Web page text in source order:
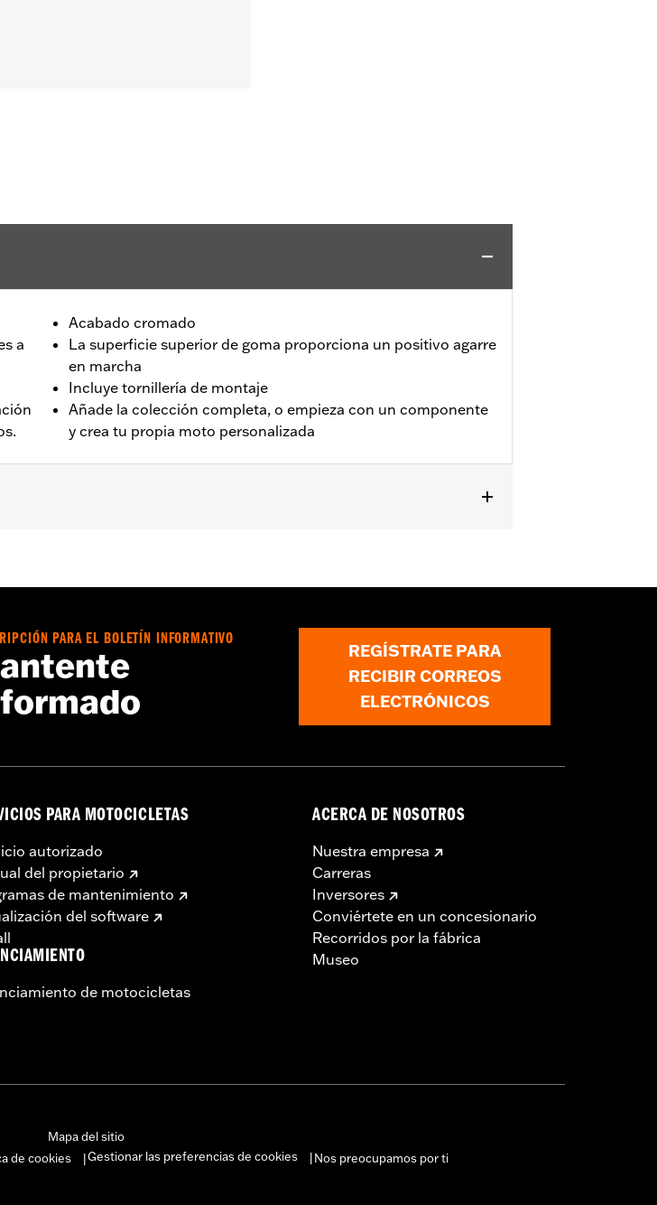
a
Acabado cromado
La superficie superior de goma proporciona un positivo agarre
en marcha
Incluye tornillería de montaje
Añade la colección completa, o empieza con un componente
y crea tu propia moto personalizada
for full details
PARA EL BOLETÍN INFORMATIVO
REGÍSTRATE PARA
RECIBIR CORREOS
ELECTRÓNICOS
PARA MOTOCICLETAS
autorizado
del propietario
de mantenimiento
del software
de motocicletas
ACERCA DE NOSOTROS
Nuestra empresa
Carreras
Inversores
Conviértete en un concesionario
Recorridos por la fábrica
Museo
Mapa del sitio
de cookies Gestionar las preferencias de cookies Nos preocupamos por ti